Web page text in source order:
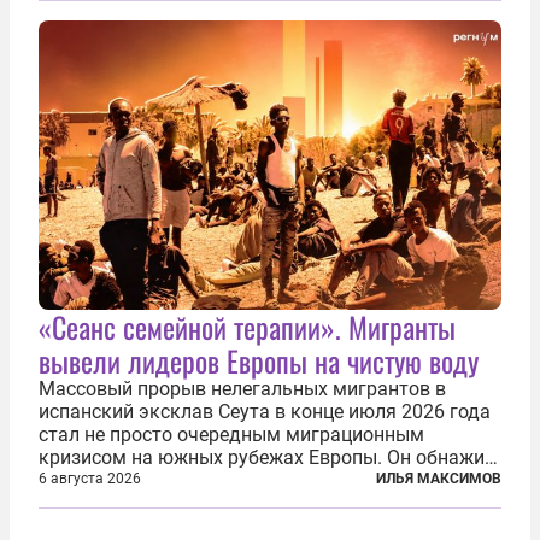
репарации Ирану, остановить прием мигрантов...
«Сеанс семейной терапии». Мигранты
вывели лидеров Европы на чистую воду
Массовый прорыв нелегальных мигрантов в
испанский эксклав Сеута в конце июля 2026 года
стал не просто очередным миграционным
кризисом на южных рубежах Европы. Он обнажил
фундаментальный раскол внутри Евросоюза,
продемонстрировав, что десятилетиями
6 августа 2026 ИЛЬЯ МАКСИМОВ